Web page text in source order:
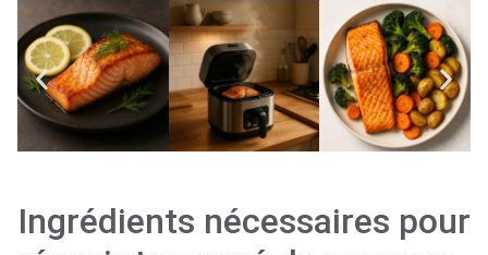
Ingrédients nécessaires pour